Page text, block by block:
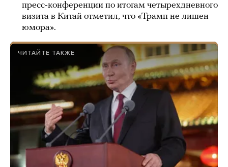
пресс-конференции по итогам четырехдневного
визита в Китай отметил, что «Трамп не лишен
юмора».
ЧИТАЙТЕ ТАКЖЕ